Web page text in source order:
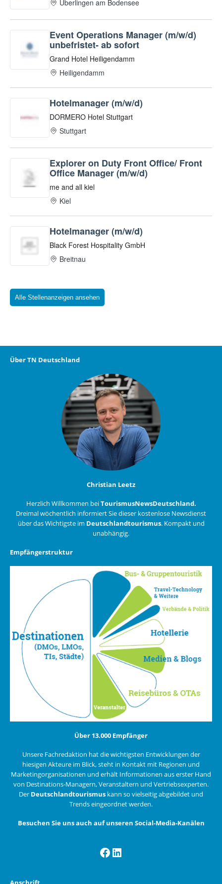
Alle Stellenanzeigen ansehen
Über TN Deutschland
Christian Leetz
Herzlich Willkommen beiTourismusNewsDeutschland.
Dreimal wöchentlich informiert Sie dieser kostenlose Newsdienst
über das Wichtigste im Deutschlandtourismus. Kompakt und
unabhängig.
Empfängerstruktur
Über 13.000 Empfänger
Unsere Fachredaktion hat die wichtigsten Entwicklungen der
hiesigen Akteure im Blick, steht in Kontakt mit Regionen und
Marketingorganisationen und erhält Informationen aus erster Hand
von Destinations-Managern, Veranstaltern und Vertriebsexperten.
Der Deutschlandtourismus kann so vielseitig abgebildet und
Trends eingeordnet werden.
Besuchen Sie uns auch auf unseren Social-Media-Kanälen
Facebook
LinkedIn